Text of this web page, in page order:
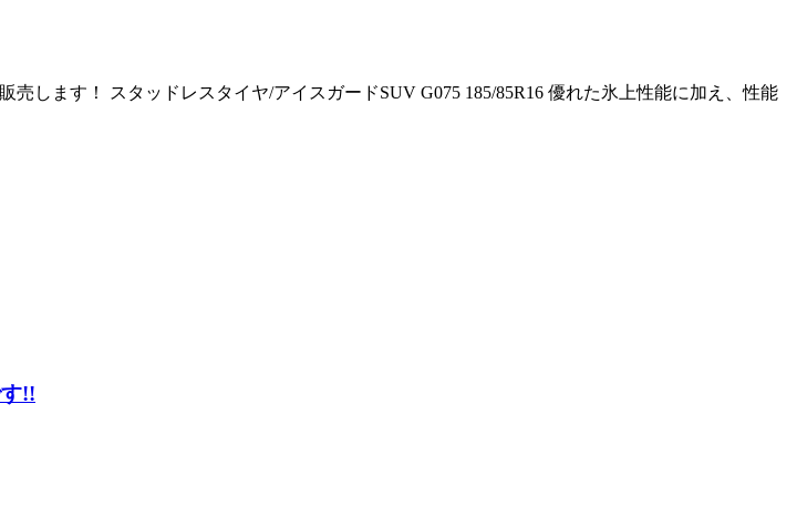
します！ スタッドレスタイヤ/アイスガードSUV G075 185/85R16 優れた氷上性能に加え、性能
!!